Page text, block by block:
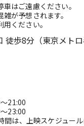
はご遠慮ください。
が予想されます。
ください。
歩8分（東京メト
21:00
23:00
間は、上映スケジュール